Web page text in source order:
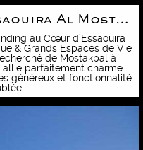
Villa de Charme à Essaouira Al Mostakbal
au Cœur d’Essaouira
& Grands Espaces de Vie
de Mostakbal à
allie parfaitement charme
généreux et fonctionnalité